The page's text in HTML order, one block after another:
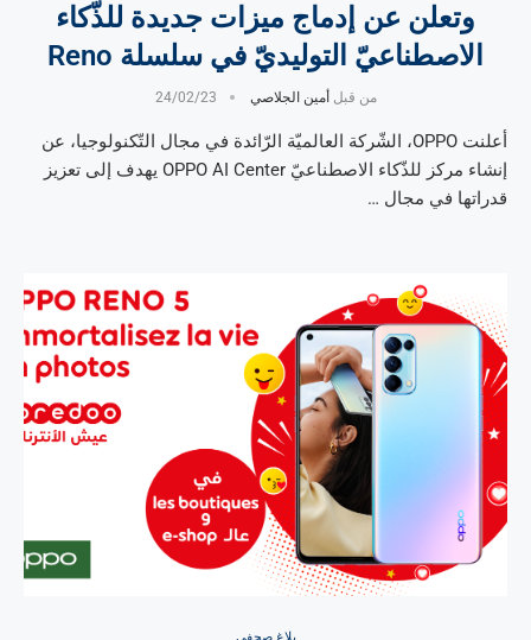
وتعلن عن إدماج ميزات جديدة للذّكاء
الاصطناعيّ التوليديّ في سلسلة Reno
من قبل أمين الجلاصي 24/02/23
أعلنت OPPO، الشّركة العالميّة الرّائدة في مجال التّكنولوجيا، عن
إنشاء مركز للذّكاء الاصطناعيّ OPPO AI Center يهدف إلى تعزيز
قدراتها في مجال …